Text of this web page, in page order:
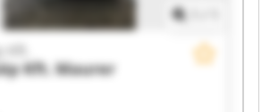
Kft. Maurer